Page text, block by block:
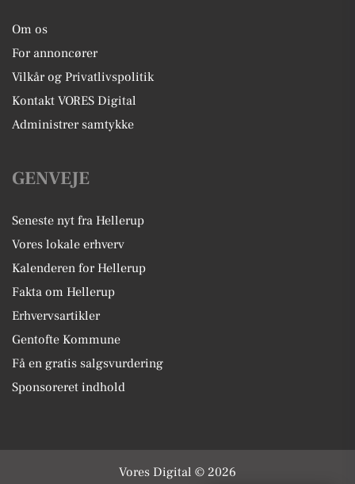
Om os
For annoncører
Vilkår og Privatlivspolitik
Kontakt VORES Digital
Administrer samtykke
GENVEJE
Seneste nyt fra Hellerup
Vores lokale erhverv
Kalenderen for Hellerup
Fakta om Hellerup
Erhvervsartikler
Gentofte Kommune
Få en gratis salgsvurdering
Sponsoreret indhold
Vores Digital © 2026